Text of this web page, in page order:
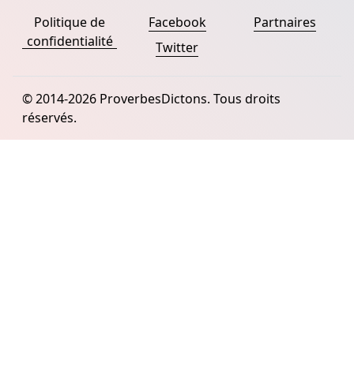
Politique de
confidentialité
Facebook
Twitter
Partnaires
© 2014-2026 ProverbesDictons. Tous droits
réservés.